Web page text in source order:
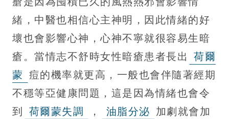
緒，中醫也相信心主神明，因此情緒的好
壞也會影響心神，心神不寧就很容易生暗
瘡。當情志不舒時女性暗瘡患者長出 荷爾
蒙 痘的機率就更高，一般也會伴隨著經期
不穩等亞健康問題，這是因為情緒也會令
到 荷爾蒙失調 ， 油脂分泌 加劇就會加